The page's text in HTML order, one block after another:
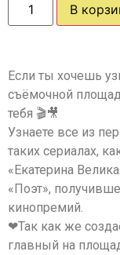
В
Если ты хочешь
съёмочной
тебя 🎬🎥
Узнаете все из
таких сериалах,
«Екатерина
«Поэт»,
кинопремий.
❤Так как же
главный на